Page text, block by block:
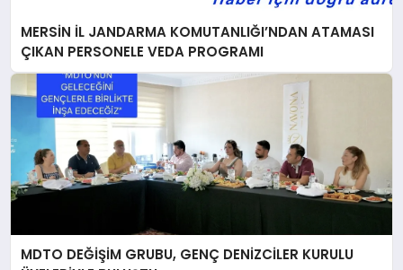
MERSİN İL JANDARMA KOMUTANLIĞI’NDAN ATAMASI
ÇIKAN PERSONELE VEDA PROGRAMI
MDTO DEĞİŞİM GRUBU, GENÇ DENİZCİLER KURULU